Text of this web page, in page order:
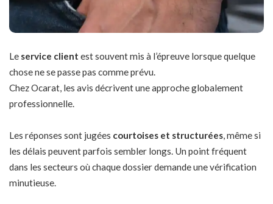
Le service client est souvent mis à l’épreuve lorsque quelque
chose ne se passe pas comme prévu.
Chez Ocarat, les avis décrivent une approche globalement
professionnelle.
Les réponses sont jugées courtoises et structurées, même si
les délais peuvent parfois sembler longs. Un point fréquent
dans les secteurs où chaque dossier demande une vérification
minutieuse.